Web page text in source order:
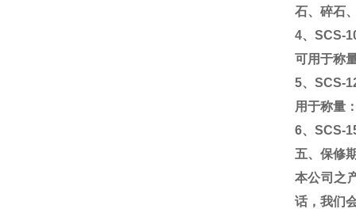
石、碎石
4、SCS-
可用于称
5、SCS-
用于称量
6、SCS-
五、保修
本公司之
话，我们